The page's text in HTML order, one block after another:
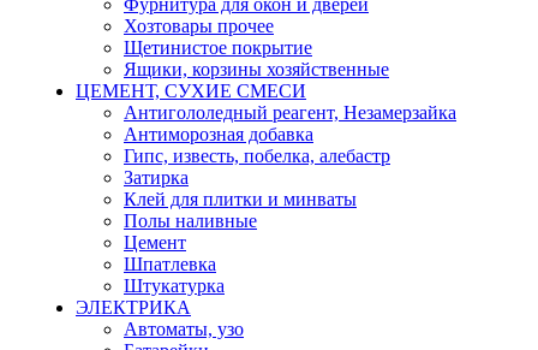
Фурнитура для окон и дверей
Хозтовары прочее
Щетинистое покрытие
Ящики, корзины хозяйственные
ЦЕМЕНТ, СУХИЕ СМЕСИ
Антигололедный реагент, Незамерзайка
Антиморозная добавка
Гипс, известь, побелка, алебастр
Затирка
Клей для плитки и минваты
Полы наливные
Цемент
Шпатлевка
Штукатурка
ЭЛЕКТРИКА
Автоматы, узо